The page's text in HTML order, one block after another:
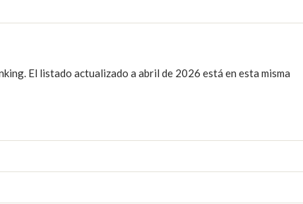
El listado actualizado a abril de 2026 está en esta misma